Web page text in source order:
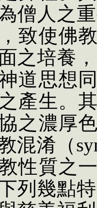
僧人之
致使佛
之培養
道思想
產生。
之濃厚
混淆（
性質之
列幾點